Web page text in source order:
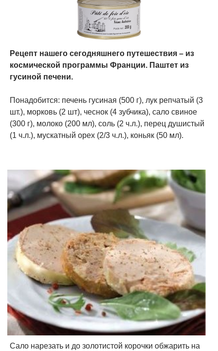
Рецепт нашего сегодняшнего путешествия – из
космической программы Франции. Паштет из
гусиной печени.
Понадобится: печень гусиная (500 г), лук репчатый (3
шт.), морковь (2 шт), чеснок (4 зубчика), сало свиное
(300 г), молоко (200 мл), соль (2 ч.л.), перец душистый
(1 ч.л.), мускатный орех (2/3 ч.л.), коньяк (50 мл).
Сало нарезать и до золотистой корочки обжарить на